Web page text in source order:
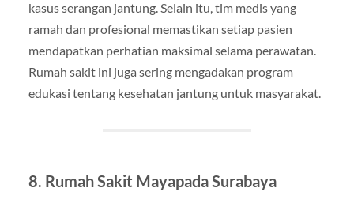
kasus serangan jantung. Selain itu, tim medis yang
ramah dan profesional memastikan setiap pasien
mendapatkan perhatian maksimal selama perawatan.
Rumah sakit ini juga sering mengadakan program
edukasi tentang kesehatan jantung untuk masyarakat.
8. Rumah Sakit Mayapada Surabaya